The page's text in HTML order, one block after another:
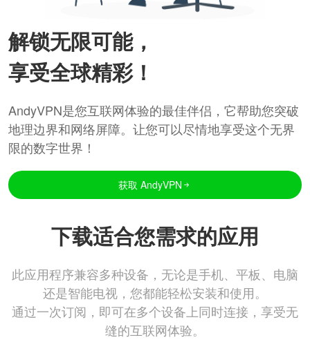
解锁无限可能，
享受全球精彩！
AndyVPN是您互联网体验的最佳伴侣，它帮助您突破
地理边界和网络屏障。让您可以尽情地享受这个无界
限的数字世界！
获取 AndyVPN
下载适合您需求的应用
此应用程序兼容多种设备，无论是手机、平板、电脑
还是智能电视，您都能轻松安装和使用。
通过一次订阅，即可在多个设备上同时连接，享受无
缝的互联网体验。